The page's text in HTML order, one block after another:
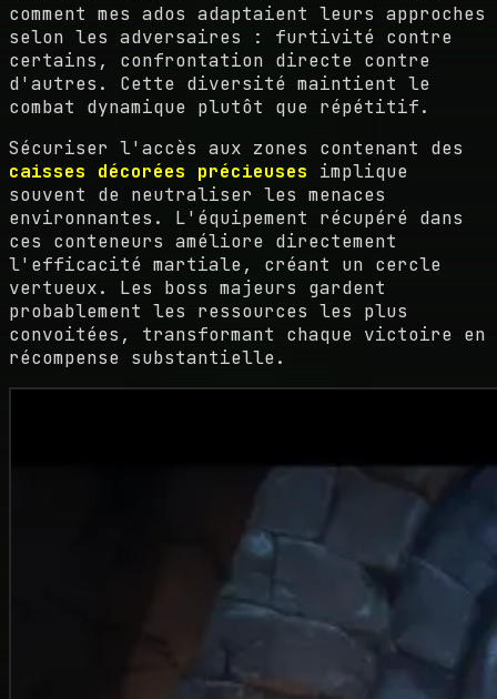
comment mes ados adaptaient leurs approches
selon les adversaires : furtivité contre
certains, confrontation directe contre
d'autres. Cette diversité maintient le
combat dynamique plutôt que répétitif.
Sécuriser l'accès aux zones contenant des
caisses décorées précieuses implique
souvent de neutraliser les menaces
environnantes. L'équipement récupéré dans
ces conteneurs améliore directement
l'efficacité martiale, créant un cercle
vertueux. Les boss majeurs gardent
probablement les ressources les plus
convoitées, transformant chaque victoire en
récompense substantielle.